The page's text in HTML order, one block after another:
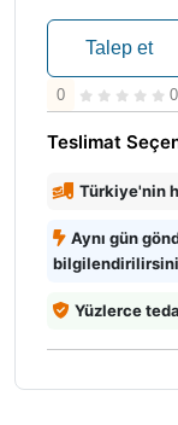
Talep et
0
Teslimat
Türkiye'nin
Aynı gün
Yüzlerce